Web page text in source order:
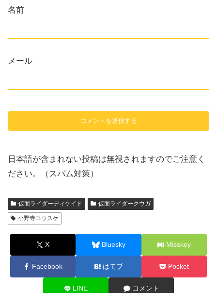
名前
メール
日本語が含まれない投稿は無視されますのでご注意く
ださい。（スパム対策）
仮面ライダーディケイド 仮面ライダークウガ
小野寺ユウスケ
X Bluesky Misskey
Facebook はてブ Pocket
LINE コメント